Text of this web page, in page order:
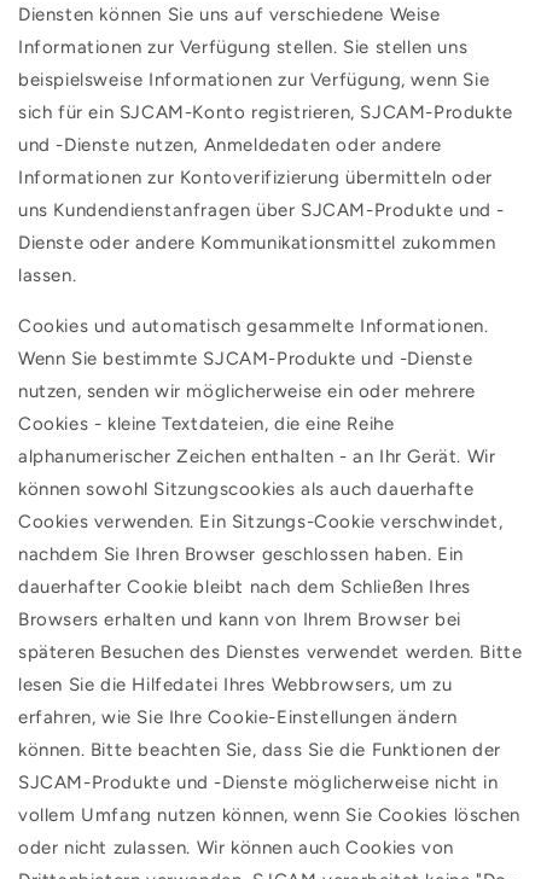
Diensten können Sie uns auf verschiedene Weise
Informationen zur Verfügung stellen. Sie stellen uns
beispielsweise Informationen zur Verfügung, wenn Sie
sich für ein SJCAM-Konto registrieren, SJCAM-Produkte
und -Dienste nutzen, Anmeldedaten oder andere
Informationen zur Kontoverifizierung übermitteln oder
uns Kundendienstanfragen über SJCAM-Produkte und -
Dienste oder andere Kommunikationsmittel zukommen
lassen.
Cookies und automatisch gesammelte Informationen.
Wenn Sie bestimmte SJCAM-Produkte und -Dienste
nutzen, senden wir möglicherweise ein oder mehrere
Cookies - kleine Textdateien, die eine Reihe
alphanumerischer Zeichen enthalten - an Ihr Gerät. Wir
können sowohl Sitzungscookies als auch dauerhafte
Cookies verwenden. Ein Sitzungs-Cookie verschwindet,
nachdem Sie Ihren Browser geschlossen haben. Ein
dauerhafter Cookie bleibt nach dem Schließen Ihres
Browsers erhalten und kann von Ihrem Browser bei
späteren Besuchen des Dienstes verwendet werden. Bitte
lesen Sie die Hilfedatei Ihres Webbrowsers, um zu
erfahren, wie Sie Ihre Cookie-Einstellungen ändern
können. Bitte beachten Sie, dass Sie die Funktionen der
SJCAM-Produkte und -Dienste möglicherweise nicht in
vollem Umfang nutzen können, wenn Sie Cookies löschen
oder nicht zulassen. Wir können auch Cookies von